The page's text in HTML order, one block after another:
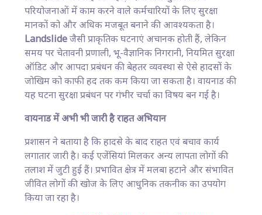
परियोजनाओं में काम करने वाले कर्मचारियों के लिए सुरक्षा
मानकों को और अधिक मजबूत बनाने की आवश्यकता है।
Landslideजैसी प्राकृतिक घटनाएं अचानक होती हैं, लेकिन
समय पर चेतावनी प्रणाली, भू-वैज्ञानिक निगरानी, नियमित सुरक्षा
ऑडिट और आपदा प्रबंधन की बेहतर व्यवस्था से ऐसे हादसों के
जोखिम को काफी हद तक कम किया जा सकता है। वायनाड की
यह घटना सुरक्षा प्रबंधन पर गंभीर चर्चा का विषय बन गई है।
वायनाड में अभी भी जारी है राहत अभियान
प्रशासन ने बताया है कि हादसे के बाद राहत एवं बचाव कार्य
लगातार जारी है। कई एजेंसियां मिलकर अन्य लापता लोगों की
तलाश में जुटी हुई हैं। प्रभावित क्षेत्र में मलबा हटाने और संभावित
जीवित लोगों की खोज के लिए आधुनिक तकनीक का उपयोग
किया जा रहा है।